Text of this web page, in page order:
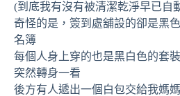
(到底我有沒有被清潔乾淨早已自
奇怪的是，簽到處舖設的卻是黑
名簿
每個人身上穿的也是黑白色的套
突然轉身一看
後方有人遞出一個白包交給我媽媽